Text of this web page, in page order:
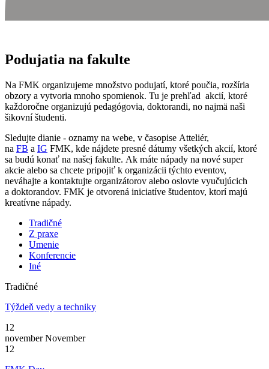
Podujatia na fakulte
Na FMK organizujeme množstvo podujatí, ktoré poučia, rozšíria
obzory a vytvoria mnoho spomienok. Tu je prehľad akcií, ktoré
každoročne organizujú pedagógovia, doktorandi, no najmä naši
šikovní študenti.
Sledujte dianie - oznamy na webe, v časopise Atteliér,
na FB a IG FMK, kde nájdete presné dátumy všetkých akcií, ktoré
sa budú konať na našej fakulte. Ak máte nápady na nové super
akcie alebo sa chcete pripojiť k organizácii týchto eventov,
neváhajte a kontaktujte organizátorov alebo oslovte vyučujúcich
a doktorandov. FMK je otvorená iniciatíve študentov, ktorí majú
kreatívne nápady.
Tradičné
Z praxe
Umenie
Konferencie
Iné
Tradičné
Týždeň vedy a techniky
12
november November
12